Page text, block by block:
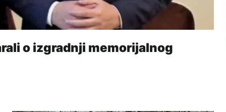
o izgradnji memorijalnog